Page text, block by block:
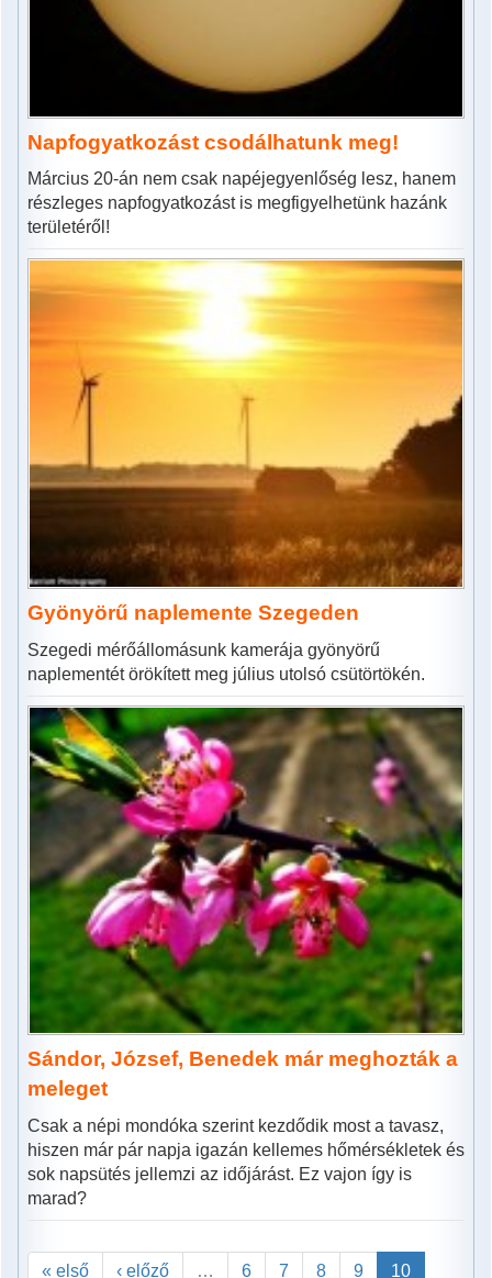
Napfogyatkozást csodálhatunk meg!
Március 20-án nem csak napéjegyenlőség lesz, hanem
részleges napfogyatkozást is megfigyelhetünk hazánk
területéről!
Gyönyörű naplemente Szegeden
Szegedi mérőállomásunk kamerája gyönyörű
naplementét örökített meg július utolsó csütörtökén.
Sándor, József, Benedek már meghozták a
meleget
Csak a népi mondóka szerint kezdődik most a tavasz,
hiszen már pár napja igazán kellemes hőmérsékletek és
sok napsütés jellemzi az időjárást. Ez vajon így is
marad?
« első ‹ előző … 6 7 8 9 10